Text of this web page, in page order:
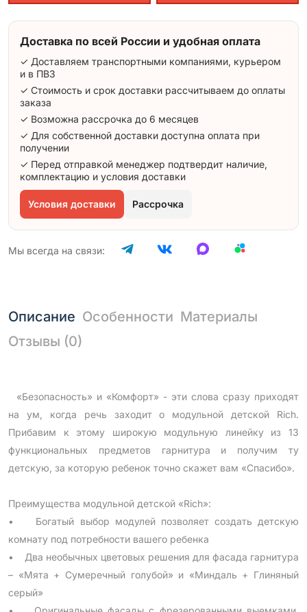
Доставка по всей России и удобная оплата
✓ Доставляем транспортными компаниями, курьером
и в ПВЗ
✓ Стоимость и срок доставки рассчитываем до оплаты
заказа
✓ Возможна рассрочка до 6 месяцев
✓ Для собственной доставки доступна оплата при
получении
✓ Перед отправкой менеджер подтвердит наличие,
комплектацию и условия доставки
Условия доставки Рассрочка
Мы всегда на связи:
Описание Особенности Материалы
Отзывы (0)
«Безопасность» и «Комфорт» - эти слова сразу приходят
на ум, когда речь заходит о модульной детской Rich.
Прибавим к этому широкую модульную линейку из 13
функциональных предметов гарнитура и получим ту
детскую, за которую ребенок точно скажет вам «Спасибо».
Преимущества модульной детской «Rich»:
• Богатый выбор модулей позволяет создать детскую
комнату под потребности вашего ребенка
• Два необычных цветовых решения для фасада гарнитура
– «Мята + Сумеречный голубой» и «Миндаль + Глиняный
серый»